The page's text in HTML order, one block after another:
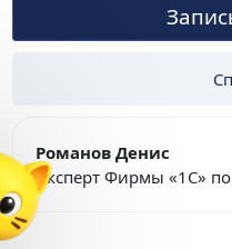
Романов Денис
Эксперт Фирмы «1С»